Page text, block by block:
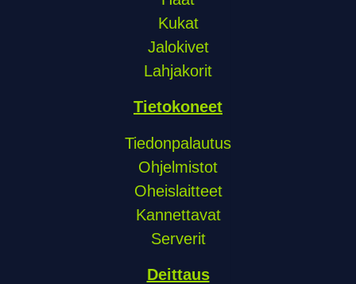
Kukat
Jalokivet
Lahjakorit
Tietokoneet
Tiedonpalautus
Ohjelmistot
Oheislaitteet
Kannettavat
Serverit
Deittaus